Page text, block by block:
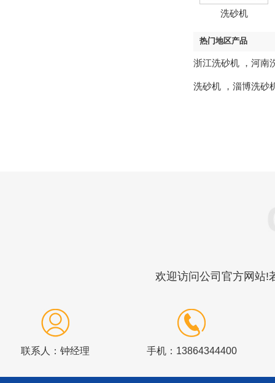
洗砂机
热门地区产品
浙江洗砂机 ， 河南
洗砂机 ， 淄博洗砂
欢迎访问公司官方网站!
联系人：钟经理 手机：13864344400